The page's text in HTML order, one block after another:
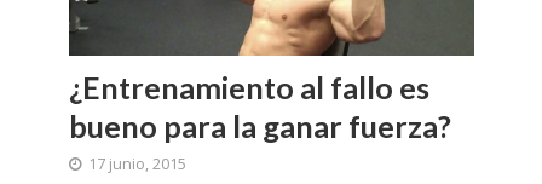
¿Entrenamiento al fallo es
bueno para la ganar fuerza?
17 junio, 2015